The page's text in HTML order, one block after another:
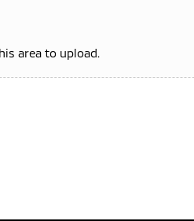
area to upload.